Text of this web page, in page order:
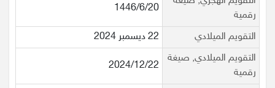
رقمية
1446/6/20
التقويم الميلادي
22 ديسمبر 2024
التقويم الميلادي, صيغة
رقمية
2024/12/22